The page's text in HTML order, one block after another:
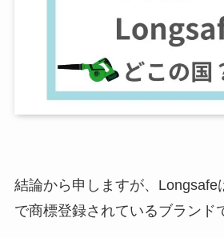
結論から申しますが、Longsafe
で商標登録されているブランド